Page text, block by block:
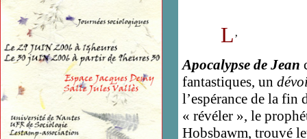
L’
Apocalypse de Jean
fantastiques, un
l’espérance de la fin
« révéler », le
Hobsbawm, trouvé